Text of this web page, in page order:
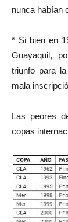
nunca habían
* Si bien en
Guayaquil,
triunfo para
mala
Las peores
copas